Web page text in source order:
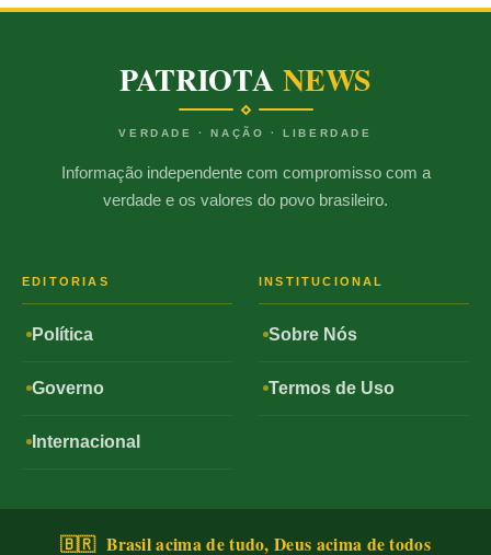
PATRIOTANEWS
VERDADE · NAÇÃO · LIBERDADE
Informação independente com compromisso com a
verdade e os valores do povo brasileiro.
EDITORIAS
Política
Governo
Internacional
INSTITUCIONAL
Sobre Nós
Termos de Uso
🇧🇷 Brasil acima de tudo, Deus acima de todos